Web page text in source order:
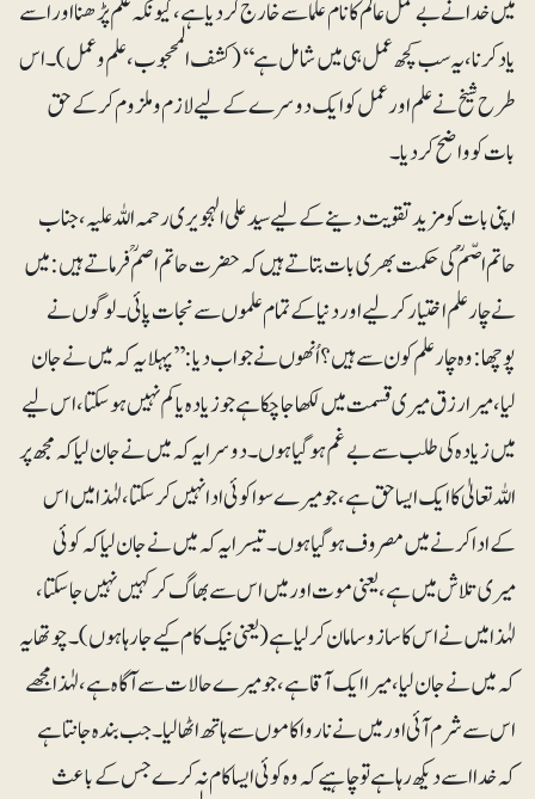
میں خدا نے بے عمل عالم کا نام علما سے خارج کردیا ہے، کیونکہ علم پڑھنا اور اسے
یاد کرنا، یہ سب کچھ عمل ہی میں شامل ہے‘‘(کشف المحجوب، علم وعمل)۔ اس
طرح شیخ نے علم اور عمل کو ایک دوسرے کے لیے لازم وملزوم کرکے حق
بات کو واضح کردیا۔
اپنی بات کو مزید تقویت دینے کے لیے سید علی الہجویری رحمہ اللہ علیہ، جناب
حاتم اصّمؒ کی حکمت بھری بات بتاتے ہیں کہ حضرت حاتم اصم ؒ فرماتے ہیں: میں
نے چار علم اختیار کرلیے اور دنیا کے تمام علموں سے نجات پائی۔ لوگوں نے
پوچھا: وہ چار علم کون سے ہیں؟ اُنھوں نے جواب دیا: ’’پہلا یہ کہ میں نے جان
لیا، میرا رزق میری قسمت میں لکھا جاچکا ہے جو زیادہ یا کم نہیں ہوسکتا، اس لیے
میں زیادہ کی طلب سے بے غم ہوگیا ہوں۔ دوسر ایہ کہ میں نے جان لیا کہ مجھ پر
اللہ تعالیٰ کا ایک ایسا حق ہے، جو میرے سوا کوئی ادا نہیں کرسکتا، لہٰذا میں اس
کے ادا کرنے میں مصروف ہو گیا ہوں۔ تیسرا یہ کہ میں نے جان لیا کہ کوئی
میری تلاش میں ہے، یعنی موت اور میں اس سے بھاگ کر کہیں نہیں جاسکتا،
لہٰذا میں نے اس کا سازو سامان کرلیا ہے (یعنی نیک کام کیے جارہا ہوں)۔ چوتھا یہ
کہ میں نے جان لیا ، میرا ایک آقا ہے، جو میرے حالات سے آگاہ ہے، لہٰذا مجھے
اس سے شرم آئی اور میں نے ناروا کاموں سے ہاتھ اٹھا لیا۔ جب بندہ جانتا ہے
کہ خدا اسے دیکھ رہا ہے تو چاہیے کہ وہ کوئی ایسا کام نہ کرے جس کے باعث